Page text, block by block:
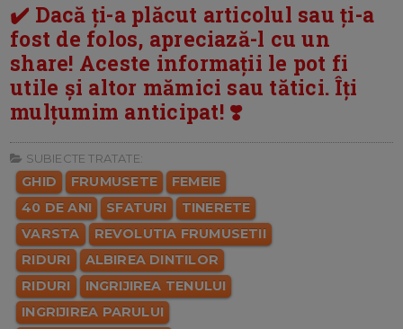
✔️ Dacă ți-a plăcut articolul sau ți-a
fost de folos, apreciază-l cu un
share! Aceste informații le pot fi
utile și altor mămici sau tătici. Îți
mulțumim anticipat! ❣️
SUBIECTE TRATATE:
GHID FRUMUSETE
FEMEIE
40 DE ANI
SFATURI
TINERETE
VARSTA
REVOLUTIA FRUMUSETII
RIDURI
ALBIREA DINTILOR
RIDURI
INGRIJIREA TENULUI
INGRIJIREA PARULUI